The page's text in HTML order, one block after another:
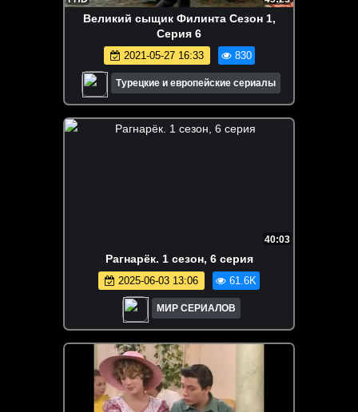
Великий сыщик Филинта Сезон 1,
Серия 6
2021-05-27 16:33 830
Турецкие и европейские сериалы
40:03
Рагнарёк. 1 сезон, 6 серия
2025-06-03 13:06 61.6K
МИР СЕРИАЛОВ